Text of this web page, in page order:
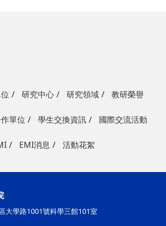
研究中心 研究領域 教研榮譽
單位 學生交換資訊 國際交流活動
EMI消息 活動花絮
交通大學理學
東區大學路1001號科學三館101